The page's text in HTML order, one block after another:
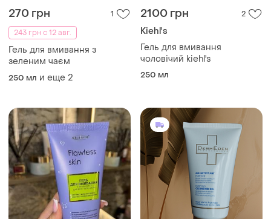
270 грн
1
243 грн с 12 авг.
Гель для вмивання з
зеленим чаєм
250 мл и еще 2
2100 грн 2
Kiehl's
Гель для вмивання
чоловічий kiehl's
250 мл